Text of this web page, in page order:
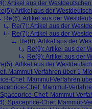
Artikel aus der
Artikel aus der
Re(6): Artikel aus der
Re(7): Artikel aus der
Re(7): Artikel aus der
Re(8): Artikel aus der
Re(9): Artikel aus der
Re(9): Artikel aus der
Artikel aus der
Mammut-Verfahren über 1
Chef: Mammut-Verfahren
Chef: Mammut-
Chef: Mammut-
Spaceprice-Chef: Mammut-